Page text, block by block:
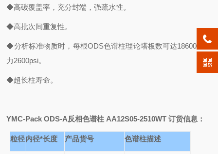
◆高碳覆盖率，充分封端，强疏水性。
◆高批次间重复性。
◆分析标准物质时，每根ODS色谱柱理论塔板数可达18600，压
力2600psi。
◆超长柱寿命。
YMC-Pack ODS-A反相色谱柱 AA12S05-2510WT 订货信息：
粒径内径*长度 产品货号 色谱柱描述